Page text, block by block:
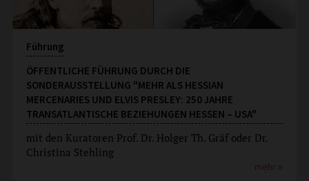
Führung
ÖFFENTLICHE FÜHRUNG DURCH DIE
SONDERAUSSTELLUNG "MEHR ALS HESSIAN
MERCENARIES UND ELVIS PRESLEY: 250 JAHRE
TRANSATLANTISCHE BEZIEHUNGEN HESSEN – USA"
mit den Kuratoren Prof. Dr. Holger Th. Gräf oder Dr.
Christina Stehling
mehr